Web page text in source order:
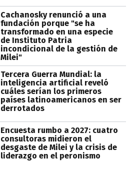
Cachanosky renunció a una
fundación porque "se ha
transformado en una especie
de Instituto Patria
incondicional de la gestión de
Milei"
Tercera Guerra Mundial: la
inteligencia artificial reveló
cuáles serían los primeros
países latinoamericanos en ser
derrotados
Encuesta rumbo a 2027: cuatro
consultoras midieron el
desgaste de Milei y la crisis de
liderazgo en el peronismo